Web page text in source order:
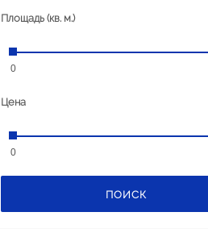
Площадь (кв. м.)
0
Цена
0
ПОИСК